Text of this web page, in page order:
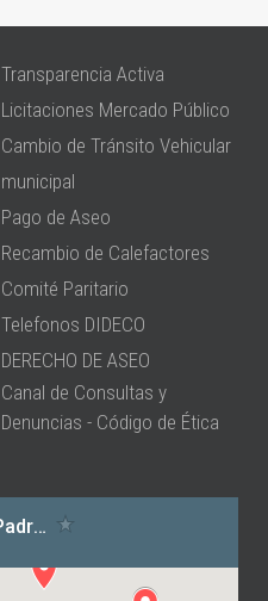
Transparencia Activa
Licitaciones Mercado Público
Cambio de Tránsito Vehicular
municipal
Pago de Aseo
Recambio de Calefactores
Comité Paritario
Telefonos DIDECO
DERECHO DE ASEO
Canal de Consultas y
Denuncias - Código de Ética